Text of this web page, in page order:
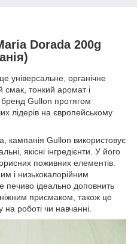
Dorada 200g
універсальне, органічне
смак, тонкий аромат і
Gullon протягом
лідерів на європейському
кампанія Gullon використовує
якісні інгредієнти. У його
поживних елементів.
і низькокалорійним
печиво ідеально доповнить
присмаком, також це
на роботі чи навчанні.